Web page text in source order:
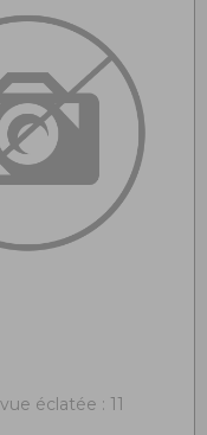
éclatée : 11